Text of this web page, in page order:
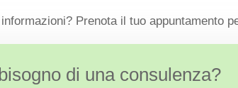
Prenota il tuo appuntamento
di una consulenza?